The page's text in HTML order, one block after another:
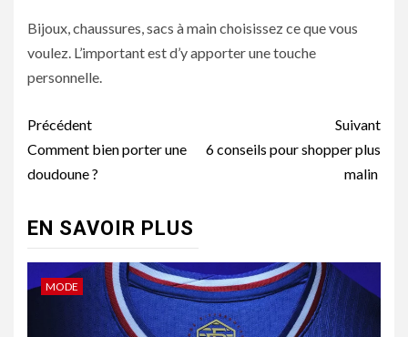
Bijoux, chaussures, sacs à main choisissez ce que vous
voulez. L’important est d’y apporter une touche
personnelle.
Navigation
d’article
Précédent
Comment bien porter une
doudoune ?
Suivant
6 conseils pour shopper plus
malin
EN SAVOIR PLUS
MODE